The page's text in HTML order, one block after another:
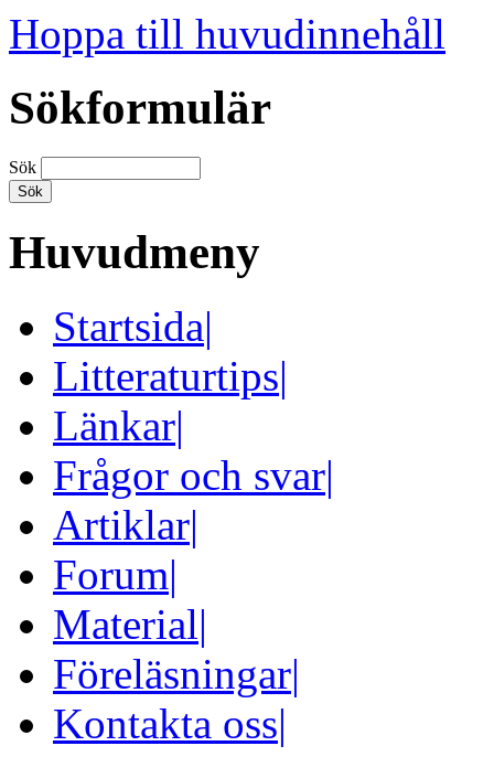
Hoppa till huvudinnehåll
Sökformulär
Sök
Huvudmeny
Startsida|
Litteraturtips|
Länkar|
Frågor och svar|
Artiklar|
Forum|
Material|
Föreläsningar|
Kontakta oss|